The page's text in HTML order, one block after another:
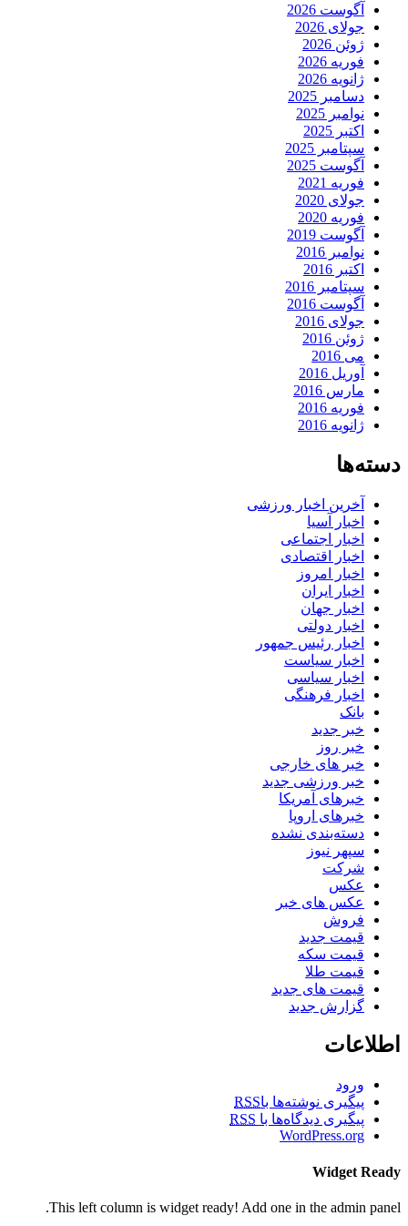
آگوست 2026
جولای 2026
ژوئن 2026
فوریه 2026
ژانویه 2026
دسامبر 2025
نوامبر 2025
اکتبر 2025
سپتامبر 2025
آگوست 2025
فوریه 2021
جولای 2020
فوریه 2020
آگوست 2019
نوامبر 2016
اکتبر 2016
سپتامبر 2016
آگوست 2016
جولای 2016
ژوئن 2016
می 2016
آوریل 2016
مارس 2016
فوریه 2016
ژانویه 2016
دسته‌ها
آخرین اخبار ورزشی
اخبار آسیا
اخبار اجتماعی
اخبار اقتصادی
اخبار امروز
اخبار ایران
اخبار جهان
اخبار دولتی
اخبار رئیس جمهور
اخبار سیاست
اخبار سیاسی
اخبار فرهنگی
بانک
خبر جدید
خبر روز
خبر های خارجی
خبر ورزشی جدید
خبرهای آمریکا
خبرهای اروپا
دسته‌بندی نشده
سپهر نیوز
شرکت
عکس
عکس های خبر
فروش
قیمت جدید
قیمت سکه
قیمت طلا
قیمت های جدید
گزارش جدید
اطلاعات
ورود
پیگیری نوشته‌ها باRSS
پیگیری دیدگاه‌ها با RSS
WordPress.org
Widget Ready
This left column is widget ready! Add one in the admin panel.